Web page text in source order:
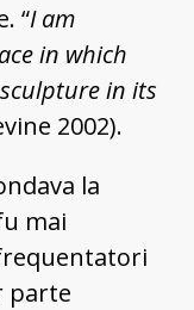
“I am
in which
in its
2002).
la
mai
parte